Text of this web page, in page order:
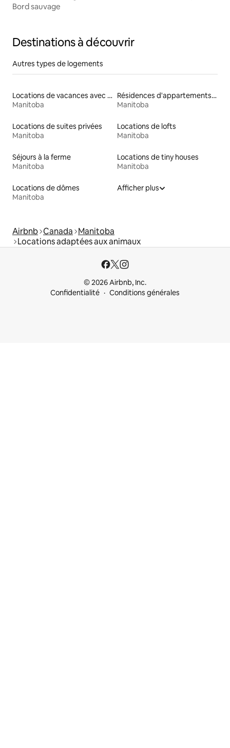
Bord sauvage
Destinations à découvrir
Autres types de logements
Locations de vacances avec piscine
Manitoba
Résidences d'appartements en location
Manitoba
Locations de suites privées
Manitoba
Locations de lofts
Manitoba
Séjours à la ferme
Manitoba
Locations de tiny houses
Manitoba
Locations de dômes
Manitoba
Afficher plus
Airbnb Canada Manitoba
Locations adaptées aux animaux
© 2026 Airbnb, Inc.
Confidentialité
Conditions générales